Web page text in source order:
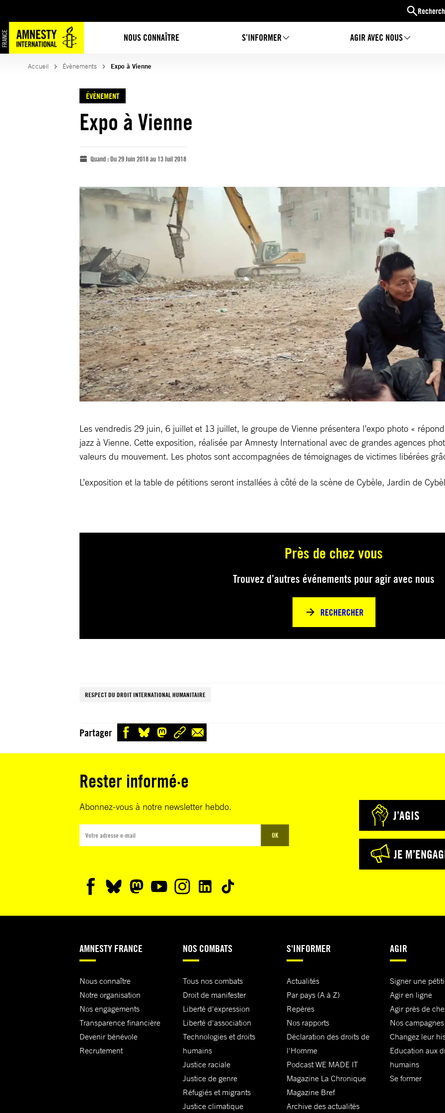
NOUS CONNAÎTRE S’INFORMER AGIR AVEC NOUS
Accueil Évènements Expo à Vienne
ÉVÈNEMENT
Expo à Vienne
Quand :Du 29 Juin 2018 au 13 Juil 2018
Les vendredis 29 juin, 6 juillet et 13 juillet, le groupe de Vienne présentera l’expo photo «
jazz à Vienne. Cette exposition, réalisée par Amnesty International avec de grandes agences
valeurs du mouvement. Les photos sont accompagnées de témoignages de victimes libérées
L’exposition et la table de pétitions seront installées à côté de la scène de Cybèle, Jardin de
Près de chez vous
Trouvez d’autres événements pour agir avec nous
RECHERCHER
RESPECT DU DROIT INTERNATIONAL HUMANITAIRE
Partager
Rester informé·e
Abonnez-vous à notre newsletter hebdo.
OK
J’AGIS
JE
AMNESTY FRANCE
Nous connaître
Notre organisation
Nos engagements
Transparence financière
Devenir bénévole
Recrutement
NOS COMBATS
Tous nos combats
Droit de manifester
Liberté d'expression
Liberté d'association
Technologies et droits
humains
Justice raciale
Justice de genre
Réfugiés et migrants
Justice climatique
S'INFORMER
Actualités
Par pays (A à Z)
Repères
Nos rapports
Déclaration des droits de
l'Homme
Podcast WE MADE IT
Magazine La Chronique
Magazine Bref
Archive des actualités
AGIR
Signer une
Agir en ligne
Agir près de
Nos campagnes
Changez leur
Education aux
humains
Se former